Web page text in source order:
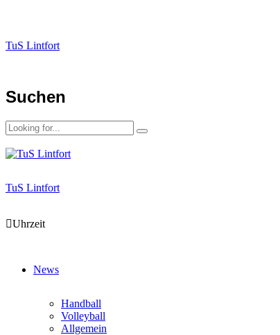
TuS Lintfort
Suchen
TuS Lintfort
Uhrzeit
News
Handball
Volleyball
Allgemein